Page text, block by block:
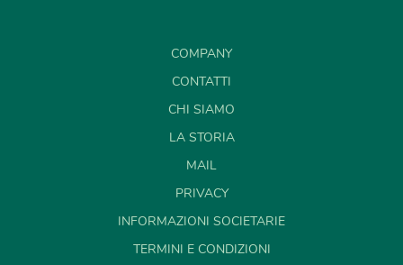
COMPANY
CONTATTI
CHI SIAMO
LA STORIA
MAIL
PRIVACY
INFORMAZIONI SOCIETARIE
TERMINI E CONDIZIONI